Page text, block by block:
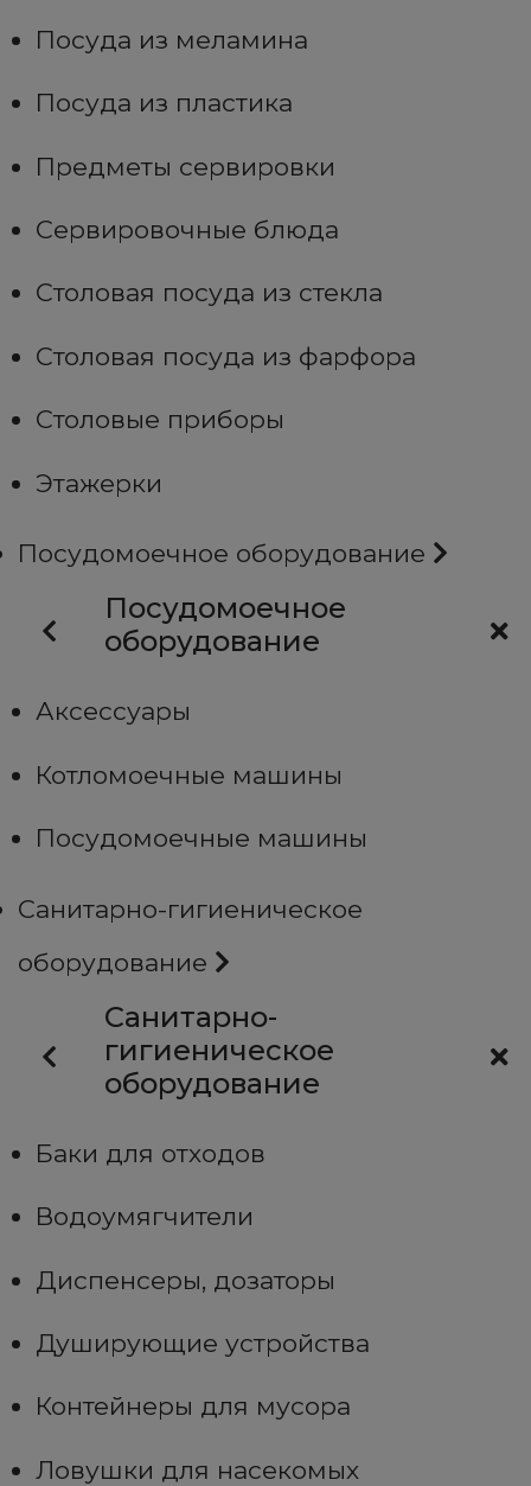
Посуда из меламина
Посуда из пластика
Предметы сервировки
Сервировочные блюда
Столовая посуда из стекла
Столовая посуда из фарфора
Столовые приборы
Этажерки
Посудомоечное оборудование
Посудомоечное
оборудование
Аксессуары
Котломоечные машины
Посудомоечные машины
Санитарно-гигиеническое
оборудование
Санитарно-
гигиеническое
оборудование
Баки для отходов
Водоумягчители
Диспенсеры, дозаторы
Душирующие устройства
Контейнеры для мусора
Ловушки для насекомых